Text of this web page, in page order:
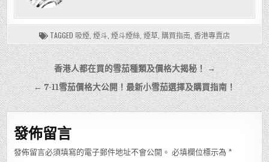
TAGGED 吸煙 煙斗 煙斗煙絲 煙草 購買指南 香港專賣店
文
章
導
覽
香港人都在買的雪茄種類及價格大揭秘！ →
← 7-11雪茄價格大公開！最新小雪茄選擇及購買指南！
發佈留言
發佈留言必須填寫的電子郵件地址不會公開。 必填欄位標示為 *